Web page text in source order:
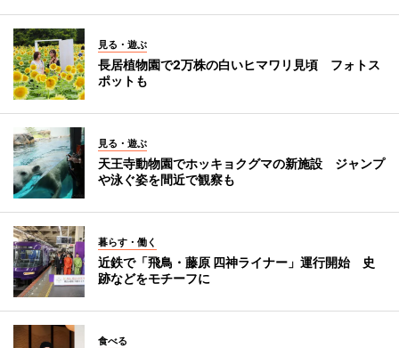
見る・遊ぶ
長居植物園で2万株の白いヒマワリ見頃 フォトス
ポットも
見る・遊ぶ
天王寺動物園でホッキョクグマの新施設 ジャンプ
や泳ぐ姿を間近で観察も
暮らす・働く
近鉄で「飛鳥・藤原 四神ライナー」運行開始 史
跡などをモチーフに
食べる